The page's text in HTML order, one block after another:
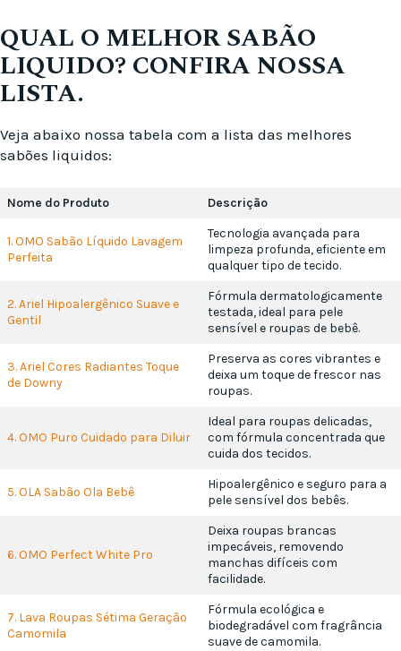
QUAL O MELHOR SABÃO
LIQUIDO? CONFIRA NOSSA
LISTA.
Veja abaixo nossa tabela com a lista das melhores
sabões liquidos:
Nome do Produto Descrição
1. OMO Sabão Líquido Lavagem
Perfeita
Tecnologia avançada para
limpeza profunda, eficiente em
qualquer tipo de tecido.
2. Ariel Hipoalergênico Suave e
Gentil
Fórmula dermatologicamente
testada, ideal para pele
sensível e roupas de bebê.
3. Ariel Cores Radiantes Toque
de Downy
Preserva as cores vibrantes e
deixa um toque de frescor nas
roupas.
4. OMO Puro Cuidado para Diluir
Ideal para roupas delicadas,
com fórmula concentrada que
cuida dos tecidos.
5. OLA Sabão Ola Bebê
Hipoalergênico e seguro para a
pele sensível dos bebês.
6. OMO Perfect White Pro
Deixa roupas brancas
impecáveis, removendo
manchas difíceis com
facilidade.
7. Lava Roupas Sétima Geração
Camomila
Fórmula ecológica e
biodegradável com fragrância
suave de camomila.